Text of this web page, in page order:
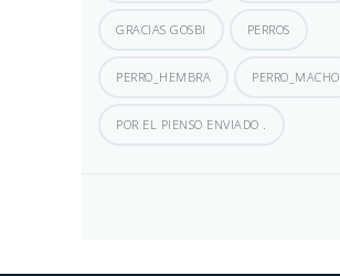
GRACIAS GOSBI PERROS
PERRO_HEMBRA PERRO_MACHO
POR EL PIENSO ENVIADO .